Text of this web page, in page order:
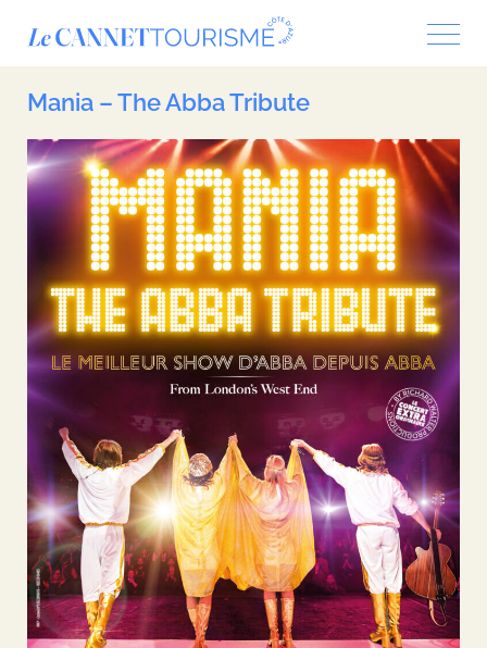
Mania – The Abba Tribute